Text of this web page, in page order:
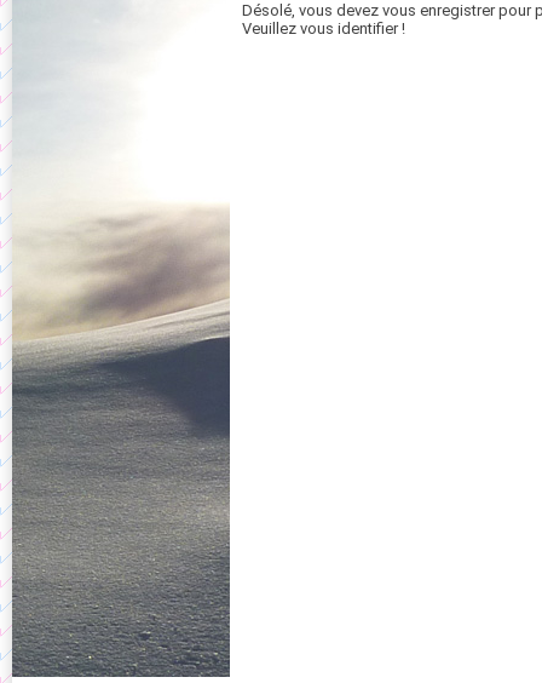
Désolé, vous devez vous enregistrer pour
Veuillez vous identifier !